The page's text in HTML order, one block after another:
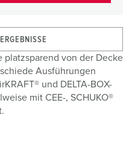
platzsparend von der Decke
Ausführungen
und DELTA-BOX-
mit CEE-, SCHUKO®